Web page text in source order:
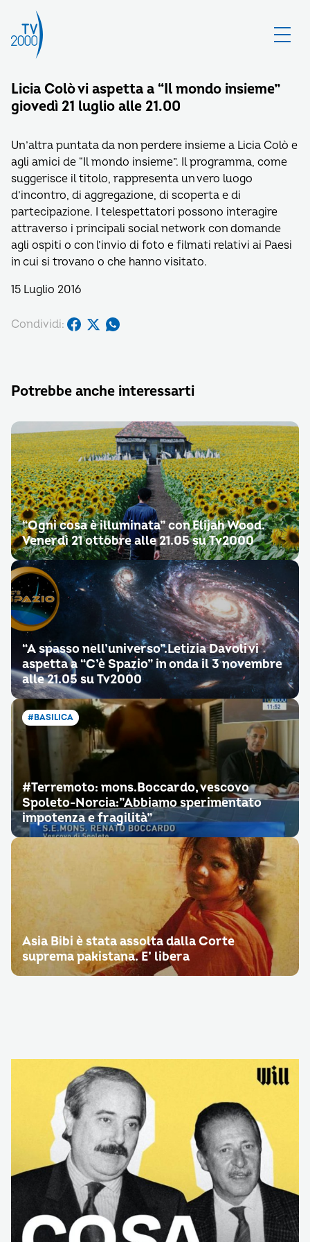
Licia Colò vi aspetta a “Il mondo insieme”
giovedì 21 luglio alle 21.00
Un’altra puntata da non perdere insieme a Licia Colò e
agli amici de “Il mondo insieme”. Il programma, come
suggerisce il titolo, rappresenta un vero luogo
d’incontro, di aggregazione, di scoperta e di
partecipazione. I telespettatori possono interagire
attraverso i principali social network con domande
agli ospiti o con l’invio di foto e filmati relativi ai Paesi
in cui si trovano o che hanno visitato.
15 Luglio 2016
Condividi:
Potrebbe anche interessarti
“Ogni cosa è illuminata” con Elijah Wood.
Venerdì 21 ottobre alle 21.05 su Tv2000
“A spasso nell’universo”.Letizia Davoli vi
aspetta a “C’è Spazio” in onda il 3 novembre
alle 21.05 su Tv2000
#BASILICA
#Terremoto: mons.Boccardo, vescovo
Spoleto-Norcia:”Abbiamo sperimentato
impotenza e fragilità”
Asia Bibi è stata assolta dalla Corte
suprema pakistana. E’ libera